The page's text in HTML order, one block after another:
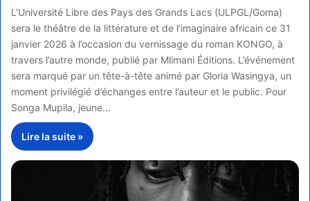
L’Université Libre des Pays des Grands Lacs (ULPGL/Goma)
sera le théâtre de la littérature et de l’imaginaire africain ce 31
janvier 2026 à l’occasion du vernissage du roman KONGO, à
travers l’autre monde, publié par Mlimani Éditions. L’événement
sera marqué par un tête-à-tête animé par Gloria Wasingya, un
moment privilégié d’échanges entre l’auteur et le public. Pour
Songa Mupila, jeune…
Lire la suite »